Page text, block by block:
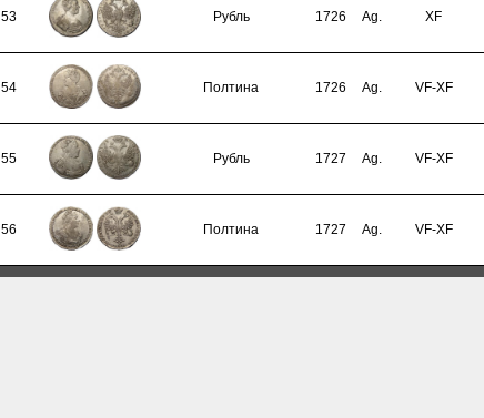
53 Рубль 1726 Ag. XF
54 Полтина 1726 Ag. VF-XF
55 Рубль 1727 Ag. VF-XF
56 Полтина 1727 Ag. VF-XF